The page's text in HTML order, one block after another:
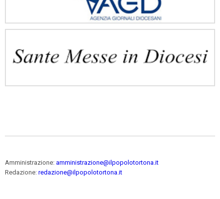
Amministrazione: amministrazione@ilpopolotortona.it
Redazione: redazione@ilpopolotortona.it